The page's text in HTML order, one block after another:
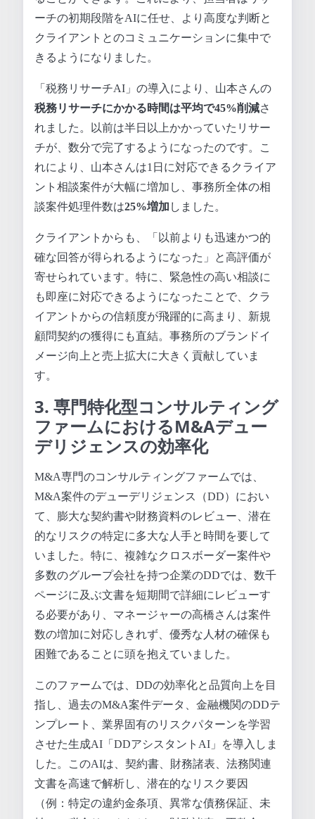
ーチの初期段階をAIに任せ、より高度な判断と
クライアントとのコミュニケーションに集中で
きるようになりました。
「税務リサーチAI」の導入により、山本さんの
税務リサーチにかかる時間は平均で45%削減さ
れました。以前は半日以上かかっていたリサー
チが、数分で完了するようになったのです。こ
れにより、山本さんは1日に対応できるクライア
ント相談案件が大幅に増加し、事務所全体の相
談案件処理件数は25%増加 しました。
クライアントからも、「以前よりも迅速かつ的
確な回答が得られるようになった」と高評価が
寄せられています。特に、緊急性の高い相談に
も即座に対応できるようになったことで、クラ
イアントからの信頼度が飛躍的に高まり、新規
顧問契約の獲得にも直結。事務所のブランドイ
メージ向上と売上拡大に大きく貢献していま
す。
3. 専門特化型コンサルティング
ファームにおけるM&Aデュー
デリジェンスの効率化
M&A専門のコンサルティングファームでは、
M&A案件のデューデリジェンス（DD）におい
て、膨大な契約書や財務資料のレビュー、潜在
的なリスクの特定に多大な人手と時間を要して
いました。特に、複雑なクロスボーダー案件や
多数のグループ会社を持つ企業のDDでは、数千
ページに及ぶ文書を短期間で詳細にレビューす
る必要があり、マネージャーの高橋さんは案件
数の増加に対応しきれず、優秀な人材の確保も
困難であることに頭を抱えていました。
このファームでは、DDの効率化と品質向上を目
指し、過去のM&A案件データ、金融機関のDDテ
ンプレート、業界固有のリスクパターンを学習
させた生成AI「DDアシスタントAI」を導入しま
した。このAIは、契約書、財務諸表、法務関連
文書を高速で解析し、潜在的なリスク要因
（例：特定の違約金条項、異常な債務保証、未